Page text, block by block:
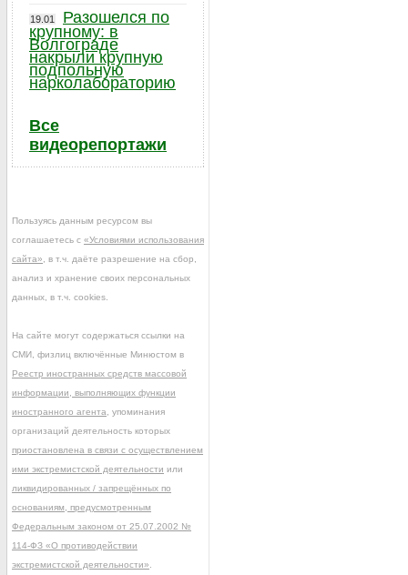
19.01
Разошелся по
крупному: в
Волгограде
накрыли крупную
подпольную
нарколабораторию
Все
видеорепортажи
Пользуясь данным ресурсом вы
соглашаетесь с «Условиями использования
сайта» , в т.ч. даёте разрешение на сбор,
анализ и хранение своих персональных
данных, в т.ч. cookies.
На сайте могут содержаться ссылки на
СМИ, физлиц включённые Минюстом в
Реестр иностранных средств массовой
информации, выполняющих функции
иностранного агента , упоминания
организаций деятельность которых
приостановлена в связи с осуществлением
ими экстремистской деятельности или
ликвидированных / запрещённых по
основаниям, предусмотренным
Федеральным законом от 25.07.2002 №
114-ФЗ «О противодействии
экстремистской деятельности»